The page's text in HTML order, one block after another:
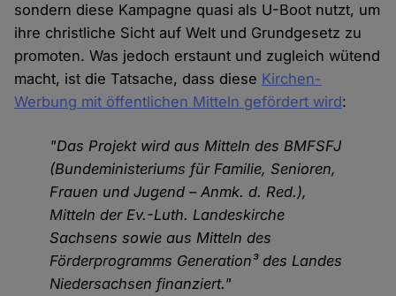
sondern diese Kampagne quasi als U-Boot nutzt, um
ihre christliche Sicht auf Welt und Grundgesetz zu
promoten. Was jedoch erstaunt und zugleich wütend
macht, ist die Tatsache, dass diese Kirchen-
Werbung mit öffentlichen Mitteln gefördert wird:
"Das Projekt wird aus Mitteln des BMFSFJ
(Bundeministeriums für Familie, Senioren,
Frauen und Jugend – Anmk. d. Red.),
Mitteln der Ev.-Luth. Landeskirche
Sachsens sowie aus Mitteln des
Förderprogramms Generation³ des Landes
Niedersachsen finanziert."